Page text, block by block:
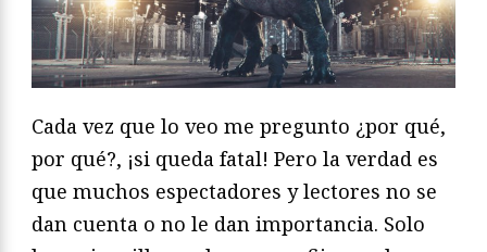
Cada vez que lo veo me pregunto ¿por qué,
por qué?, ¡si queda fatal! Pero la verdad es
que muchos espectadores y lectores no se
dan cuenta o no le dan importancia. Solo